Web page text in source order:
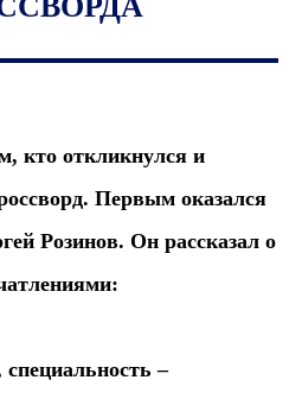
кто откликнулся и
Первым оказался
Розинов. Он рассказал о
–